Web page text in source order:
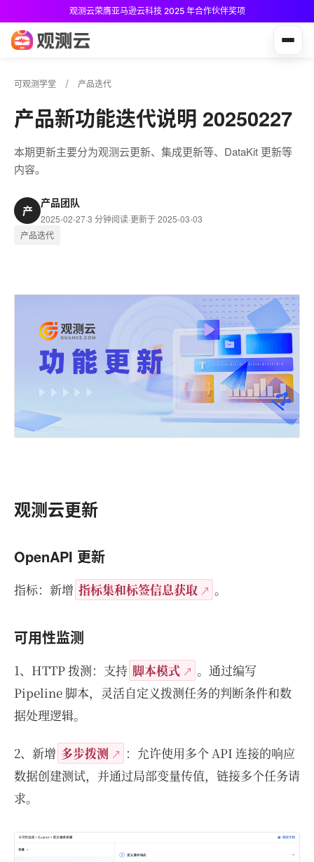
观测云荣膺亚马逊云科技 2025 年合作伙伴奖项
可观测学堂 产品迭代
产品新功能迭代说明 20250227
本期更新主要分为观测云更新、集成更新等、DataKit 更新等
内容。
产
产品团队
2025-02-27·3 分钟阅读·更新于 2025-03-03
产品迭代
观测云更新
OpenAPI 更新
指标：新增 指标集和标签信息获取 。
可用性监测
1、HTTP 拨测：支持 脚本模式
。通过编写
Pipeline 脚本，灵活自定义拨测任务的判断条件和数
据处理逻辑。
2、新增 多步拨测
：允许使用多个 API 连接的响应
数据创建测试，并通过局部变量传值，链接多个任务请
求。